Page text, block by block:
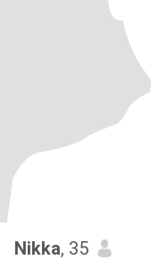
Nikka, 35